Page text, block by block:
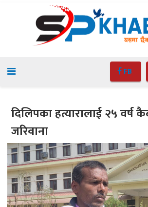
FB
दिलिपका हत्यारालाई २५ वर्ष
जरिवाना